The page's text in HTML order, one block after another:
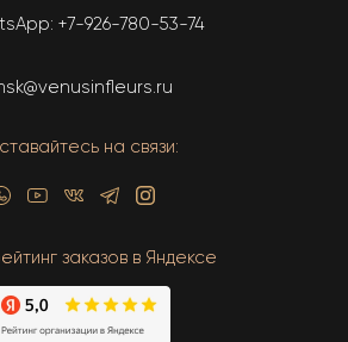
+7-926-780-53-74
на связи:
заказов в Яндексе